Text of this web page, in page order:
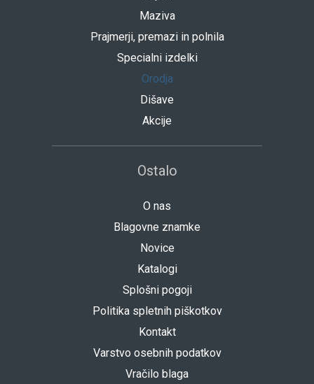
Maziva
Prajmerji, premazi in polnila
Specialni izdelki
Orodja
Dišave
Akcije
Ostalo
O nas
Blagovne znamke
Novice
Katalogi
Splošni pogoji
Politika spletnih piškotkov
Kontakt
Varstvo osebnih podatkov
Vračilo blaga